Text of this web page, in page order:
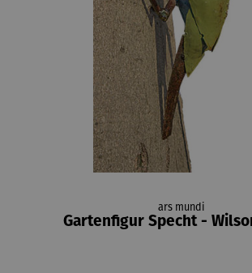
ars mundi
Gartenfigur Specht -